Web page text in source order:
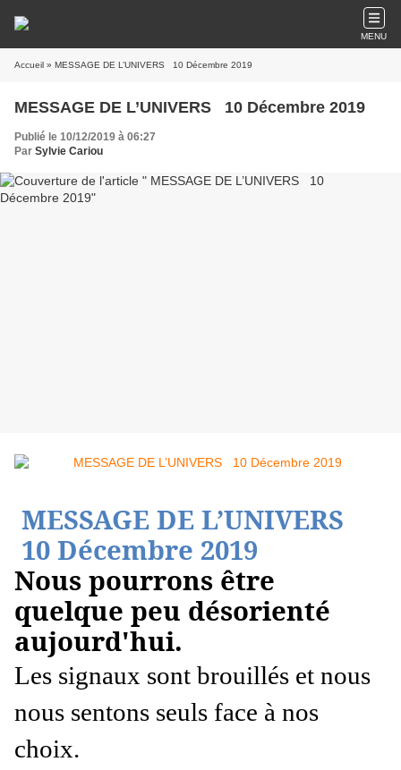
MENU
Accueil » MESSAGE DE L’UNIVERS 10 Décembre 2019
MESSAGE DE L’UNIVERS 10 Décembre 2019
Publié le 10/12/2019 à 06:27
Par Sylvie Cariou
MESSAGE DE L’UNIVERS
10 Décembre 2019
Nous pourrons être
quelque peu désorienté
aujourd'hui.
Les signaux sont brouillés et nous
nous sentons seuls face à nos
choix.